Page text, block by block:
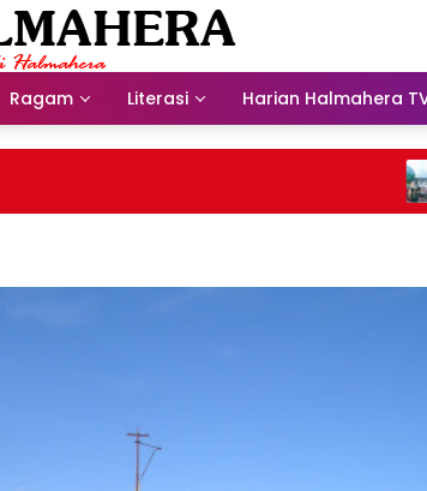
Ragam Literasi Harian Halmahera
Al